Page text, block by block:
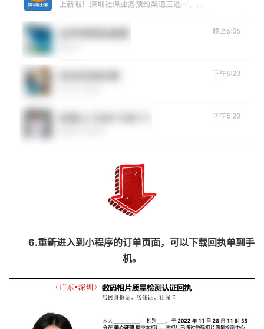
6.重新进入到小程序的订单页面，可以下载回执单到手
机。